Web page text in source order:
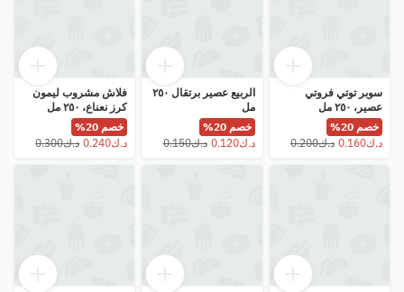
سوبر توتي فروتي
عصير، ٢٥٠ مل
خصم 20%
الربيع عصير برتقال ٢٥٠
مل
خصم 20%
⁦د.ك0.120⁩
⁦د.ك0.150⁩
فلاش مشروب ليمون
كرز نعناع، ٢٥٠ مل
خصم 20%
⁦د.ك0.300⁩